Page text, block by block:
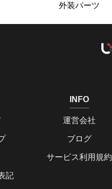
外装パーツ
記
INFO
運営会社
ブログ
サービス利用規約